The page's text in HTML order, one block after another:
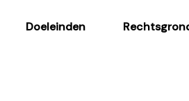
Doeleinden